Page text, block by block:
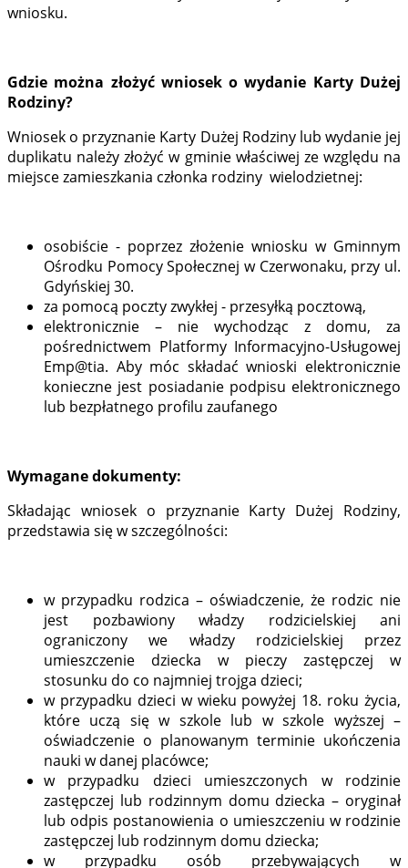
wniosku.
Gdzie można złożyć wniosek o wydanie Karty Dużej
Rodziny?
Wniosek o przyznanie Karty Dużej Rodziny lub wydanie jej
duplikatu należy złożyć w gminie właściwej ze względu na
miejsce zamieszkania członka rodziny wielodzietnej:
osobiście - poprzez złożenie wniosku w Gminnym
Ośrodku Pomocy Społecznej w Czerwonaku, przy ul.
Gdyńskiej 30.
za pomocą poczty zwykłej - przesyłką pocztową,
elektronicznie – nie wychodząc z domu, za
pośrednictwem Platformy Informacyjno-Usługowej
Emp@tia. Aby móc składać wnioski elektronicznie
konieczne jest posiadanie podpisu elektronicznego
lub bezpłatnego profilu zaufanego
Wymagane dokumenty:
Składając wniosek o przyznanie Karty Dużej Rodziny,
przedstawia się w szczególności:
w przypadku rodzica – oświadczenie, że rodzic nie
jest pozbawiony władzy rodzicielskiej ani
ograniczony we władzy rodzicielskiej przez
umieszczenie dziecka w pieczy zastępczej w
stosunku do co najmniej trojga dzieci;
w przypadku dzieci w wieku powyżej 18. roku życia,
które uczą się w szkole lub w szkole wyższej –
oświadczenie o planowanym terminie ukończenia
nauki w danej placówce;
w przypadku dzieci umieszczonych w rodzinie
zastępczej lub rodzinnym domu dziecka – oryginał
lub odpis postanowienia o umieszczeniu w rodzinie
zastępczej lub rodzinnym domu dziecka;
w przypadku osób przebywających w